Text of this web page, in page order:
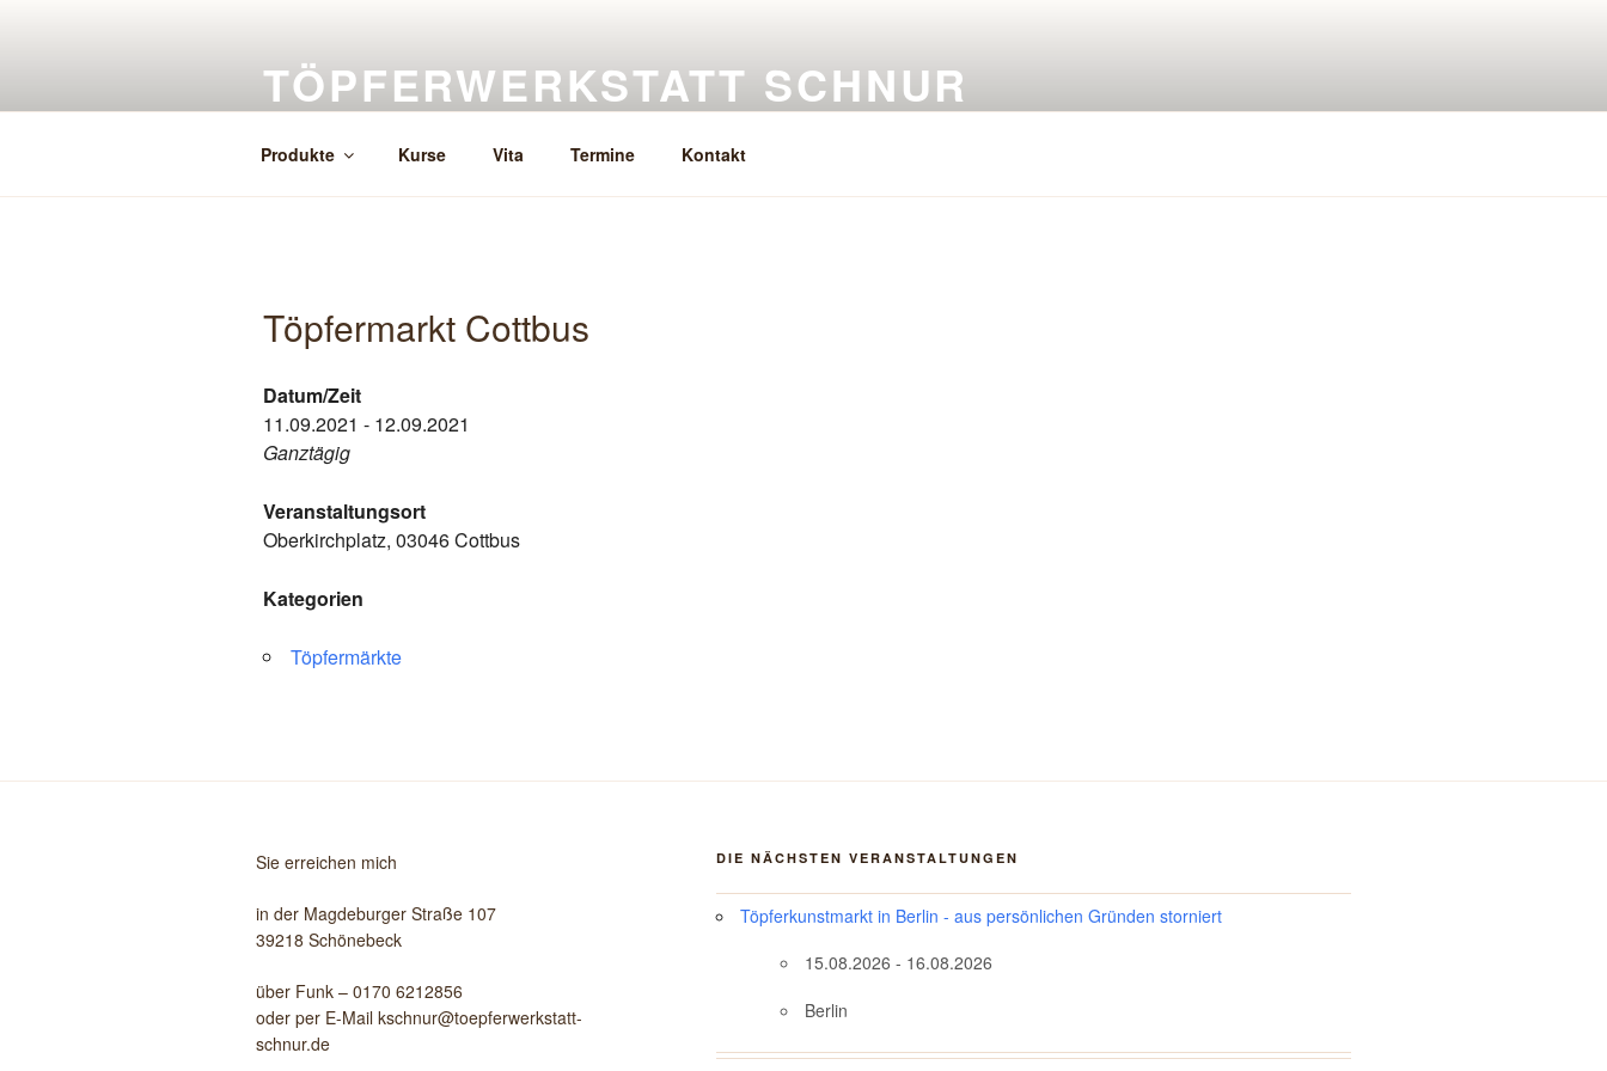
TÖPFERWERKSTATT SCHNUR
Produkte Kurse Vita Termine Kontakt
Töpfermarkt Cottbus
Datum/Zeit
11.09.2021 - 12.09.2021
Ganztägig
Veranstaltungsort
Oberkirchplatz, 03046 Cottbus
Kategorien
Töpfermärkte
Sie erreichen mich
in der Magdeburger Straße 107
39218 Schönebeck
über Funk – 0170 6212856
oder per E-Mail kschnur@toepferwerkstatt-
schnur.de
DIE NÄCHSTEN VERANSTALTUNGEN
Töpferkunstmarkt in Berlin - aus persönlichen Gründen storniert
15.08.2026 - 16.08.2026
Berlin